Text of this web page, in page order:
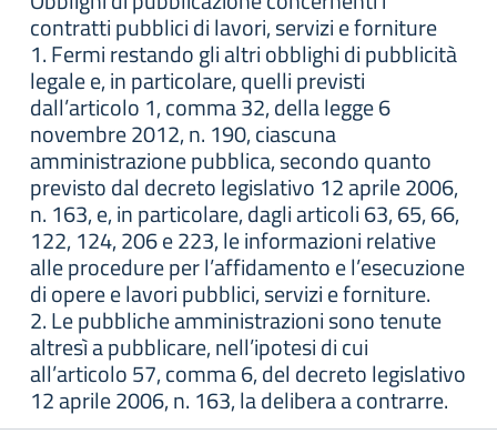
contratti pubblici di lavori, servizi e forniture
1. Fermi restando gli altri obblighi di pubblicità
legale e, in particolare, quelli previsti
dall’articolo 1, comma 32, della legge 6
novembre 2012, n. 190, ciascuna
amministrazione pubblica, secondo quanto
previsto dal decreto legislativo 12 aprile 2006,
n. 163, e, in particolare, dagli articoli 63, 65, 66,
122, 124, 206 e 223, le informazioni relative
alle procedure per l’affidamento e l’esecuzione
di opere e lavori pubblici, servizi e forniture.
2. Le pubbliche amministrazioni sono tenute
altresì a pubblicare, nell’ipotesi di cui
all’articolo 57, comma 6, del decreto legislativo
12 aprile 2006, n. 163, la delibera a contrarre.